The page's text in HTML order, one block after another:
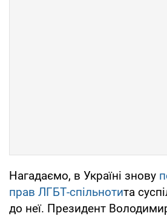
Нагадаємо, в Україні знову
прав ЛГБТ-спільнотита
до неї. Президент